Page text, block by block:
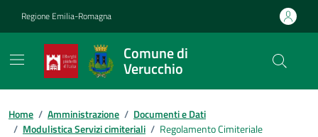
Regione Emilia-Romagna
Comune di
Verucchio
Contenuti in evidenza
Home / Amministrazione / Documenti e Dati
/ Modulistica Servizi cimiteriali / Regolamento Cimiteriale